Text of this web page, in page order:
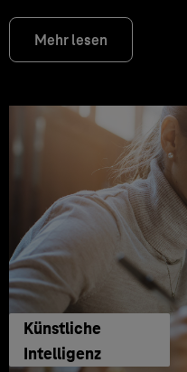
Mehr lesen
Künstliche
Intelligenz